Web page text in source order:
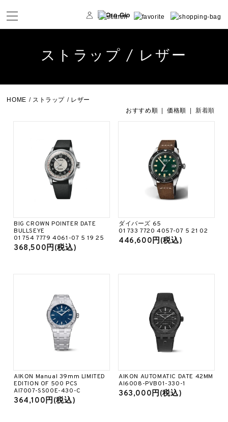
ストラップ / レザー
HOME / ストラップ / レザー
おすすめ順 |価格順 | 新着順
BIG CROWN POINTER DATE
BULLSEYE
01 754 7779 4061-07 5 19 25
368,500円(税込)
ダイバーズ 65
01 733 7720 4057-07 5 21 02
446,600円(税込)
AIKON Manual 39mm LIMITED
EDITION OF 500 PCS
AI7007-SS00E-430-C
364,100円(税込)
AIKON AUTOMATIC DATE 42MM
AI6008-PVB01-330-1
363,000円(税込)